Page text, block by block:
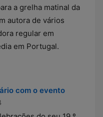
a grelha matinal da
autora de vários
regular em
em Portugal.
com o evento